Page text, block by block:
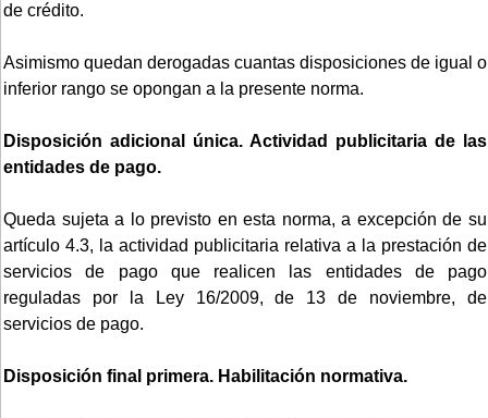
de crédito.
Asimismo quedan derogadas cuantas disposiciones de igual o
inferior rango se opongan a la presente norma.
Disposición adicional única. Actividad publicitaria de las
entidades de pago.
Queda sujeta a lo previsto en esta norma, a excepción de su
artículo 4.3, la actividad publicitaria relativa a la prestación de
servicios de pago que realicen las entidades de pago
reguladas por la Ley 16/2009, de 13 de noviembre, de
servicios de pago.
Disposición final primera. Habilitación normativa.